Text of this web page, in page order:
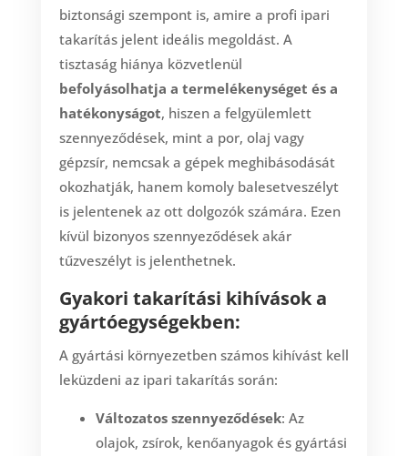
biztonsági szempont is, amire a profi ipari
takarítás jelent ideális megoldást. A
tisztaság hiánya közvetlenül
befolyásolhatja a termelékenységet és a
hatékonyságot, hiszen a felgyülemlett
szennyeződések, mint a por, olaj vagy
gépzsír, nemcsak a gépek meghibásodását
okozhatják, hanem komoly balesetveszélyt
is jelentenek az ott dolgozók számára. Ezen
kívül bizonyos szennyeződések akár
tűzveszélyt is jelenthetnek.
Gyakori takarítási kihívások a
gyártóegységekben:
A gyártási környezetben számos kihívást kell
leküzdeni az ipari takarítás során:
Változatos szennyeződések: Az
olajok, zsírok, kenőanyagok és gyártási